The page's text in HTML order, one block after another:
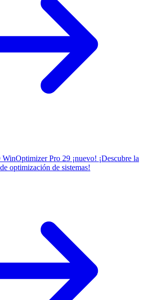
WinOptimizer Pro 29 ¡nuevo! ¡Descubre la
optimización de sistemas!